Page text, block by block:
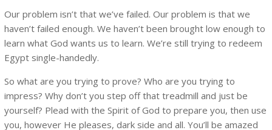
Our problem isn’t that we’ve failed. Our problem is that we
haven’t failed enough. We haven’t been brought low enough to
learn what God wants us to learn. We’re still trying to redeem
Egypt single-handedly.
So what are you trying to prove? Who are you trying to
impress? Why don’t you step off that treadmill and just be
yourself? Plead with the Spirit of God to prepare you, then use
you, however He pleases, dark side and all. You’ll be amazed